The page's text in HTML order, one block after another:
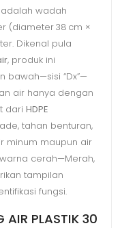
adalah wadah
(diameter 38 cm ×
Dikenal pula
, produk ini
bawah—sisi “Dx”—
air hanya dengan
dari HDPE
tahan benturan,
minum maupun air
cerah—Merah,
tampilan
fungsi.
PLASTIK 30